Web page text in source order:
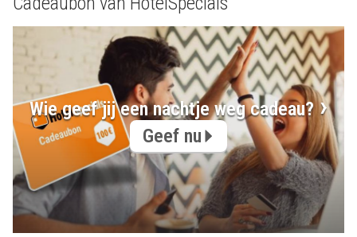
Wie geef jij een nachtje weg cadeau?
Geef nu